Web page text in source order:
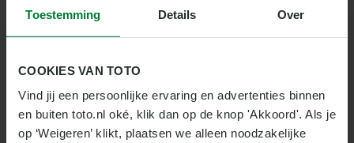
Toestemming Details Over
COOKIES VAN TOTO
Vind jij een persoonlijke ervaring en advertenties binnen
en buiten toto.nl oké, klik dan op de knop 'Akkoord'. Als je
op ‘Weigeren’ klikt, plaatsen we alleen noodzakelijke